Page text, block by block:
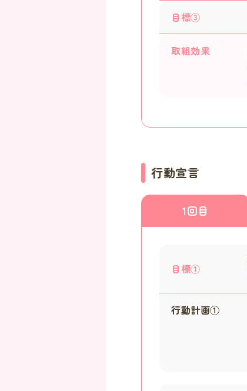
目標③
取組効果
行動宣言
1回目
目標①
行動計画①